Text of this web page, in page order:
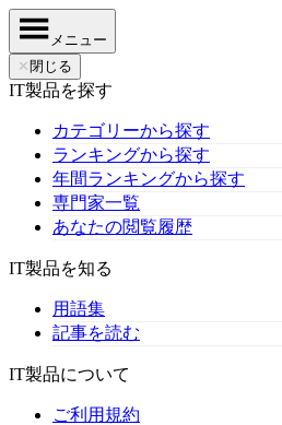
メニュー
✕ 閉じる
IT製品を探す
カテゴリーから探す
ランキングから探す
年間ランキングから探す
専門家一覧
あなたの閲覧履歴
IT製品を知る
用語集
記事を読む
IT製品について
ご利用規約